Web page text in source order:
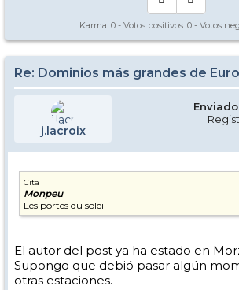
Karma: 0 - Votos positivos: 0 - Votos
Re: Dominios más grandes de
j.lacroix
Cita
Monpeu
Les portes du soleil
El autor del post ya ha estado en
Supongo que debió pasar algún
otras estaciones.